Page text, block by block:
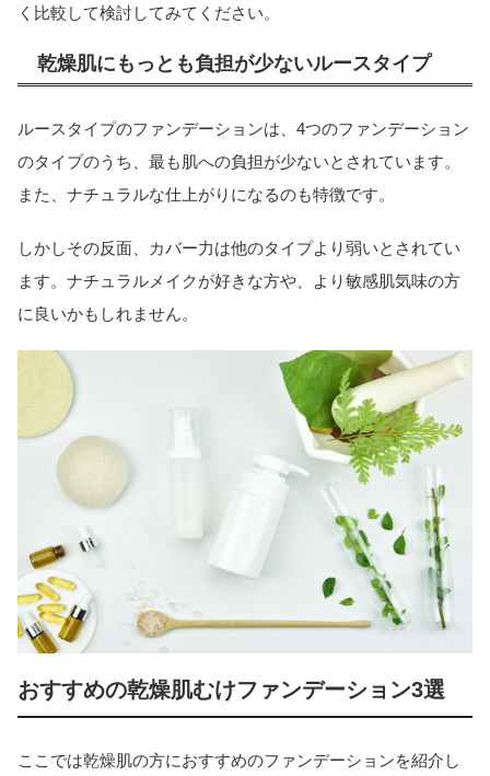
く比較して検討してみてください。
乾燥肌にもっとも負担が少ないルースタイプ
ルースタイプのファンデーションは、4つのファンデーション
のタイプのうち、最も肌への負担が少ないとされています。
また、ナチュラルな仕上がりになるのも特徴です。
しかしその反面、カバー力は他のタイプより弱いとされてい
ます。ナチュラルメイクが好きな方や、より敏感肌気味の方
に良いかもしれません。
おすすめの乾燥肌むけファンデーション3選
ここでは乾燥肌の方におすすめのファンデーションを紹介し